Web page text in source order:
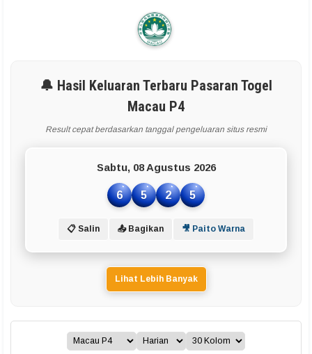
🔔 Hasil Keluaran Terbaru Pasaran Togel
Macau P4
Result cepat berdasarkan tanggal pengeluaran situs resmi
Sabtu, 08 Agustus 2026
6 5 2 5
📋 Salin 📤 Bagikan 🎥 Paito Warna
Lihat Lebih Banyak